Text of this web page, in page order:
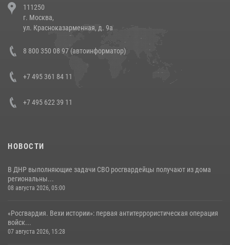
напавших на бригаду скорой помощи (видео)
14 июля 2026, 12:20
Состоялась рабочая встреча директора Росгвардии Героя России
генерала армии Виктора Золотова с заместителем полномочного
представителя Президента Российской Федерации в Северо-
Кавказском федеральном округе Виталием Кузнецовым
111250
г. Москва,
ул. Красноказарменная, д. 9а
8 800 350 08 97 (автоинформатор)
+7 495 361 84 11
+7 495 622 39 11
НОВОСТИ
В ДНР выполняющие задачи СВО росгвардейцы получают из дома
региональны...
08 августа 2026, 05:00
«Росгвардия. Вехи истории»: первая антитеррористическая операция
войск...
07 августа 2026, 15:28